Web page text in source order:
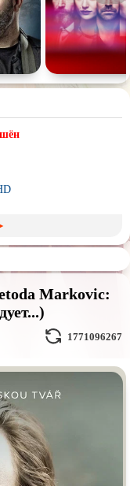
movies
и Демоны
Волшебники
Markovic:
1771096267